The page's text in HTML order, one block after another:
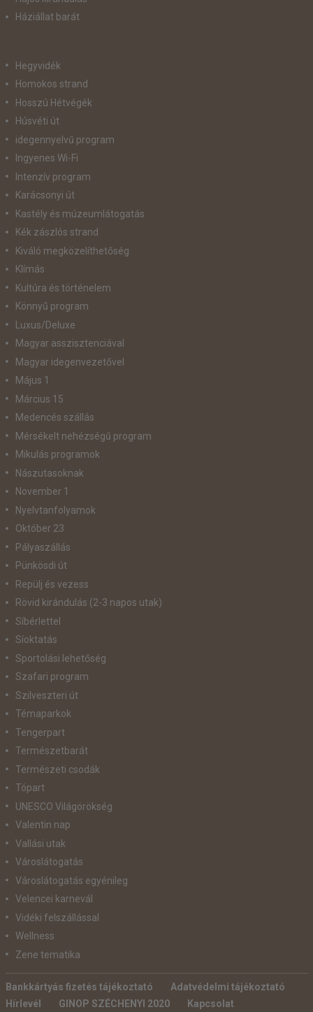
Háziállat barát
Hegyvidék
Homokos strand
Hosszú Hétvégék
Húsvéti út
idegennyelvű program
Ingyenes Wi-Fi
Intenzív program
Karácsonyi út
Kastély és múzeumlátogatás
Kék zászlós strand
Kiváló megközelíthetőség
Klímás
Kultúra és történelem
Könnyű program
Luxus/Deluxe
Magyar asszisztenciával
Magyar idegenvezetővel
Május 1
Március 15
Medencés szállás
Mérsékelt nehézségű program
Mikulás programok
Nászutasoknak
November 1
Nyelvtanfolyamok
Október 23
Pályaszállás
Pünkösdi út
Repülj és vezess
Rövid kirándulás (2-3 napos utak)
Síbérlettel
Síoktatás
Sportolási lehetőség
Szafari program
Szilveszteri út
Témaparkok
Tengerpart
Természetbarát
Természeti csodák
Tópart
UNESCO Világörökség
Valentin nap
Vallási utak
Városlátogatás
Városlátogatás egyénileg
Velencei karnevál
Vidéki felszállással
Wellness
Zene tematika
Bankkártyás fizetés tájékoztató
Adatvédelmi tájékoztató
Hírlevél
GINOP SZÉCHENYI 2020
Kapcsolat